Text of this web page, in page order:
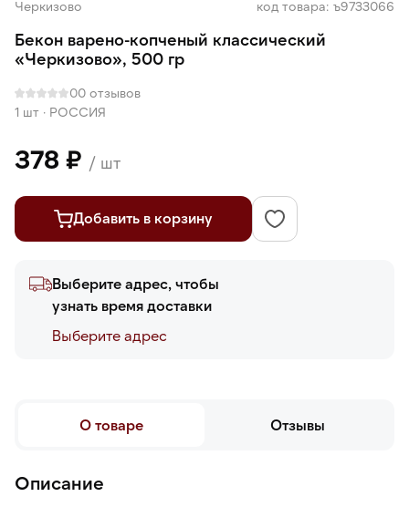
Черкизово код товара: ъ9733066
Бекон варено-копченый классический
«Черкизово», 500 гр
00 отзывов
1 шт · РОССИЯ
378 ₽ / шт
Добавить в корзину
Выберите адрес, чтобы
узнать время доставки
Выберите адреc
О товаре Отзывы
Описание